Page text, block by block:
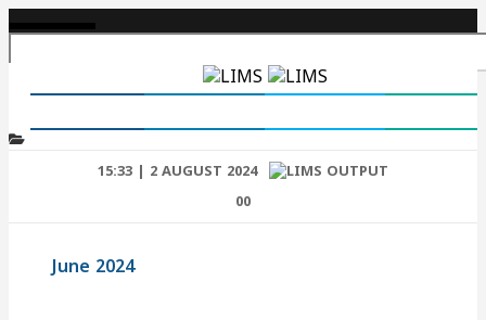
15:33 | 2 AUGUST 2024
00
June 2024